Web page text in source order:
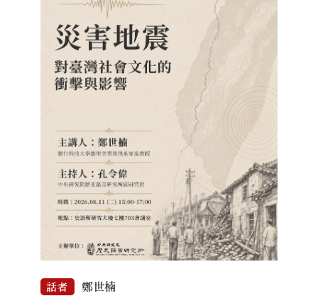
話者 鄭世楠